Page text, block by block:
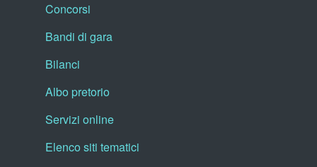
Concorsi
Bandi di gara
Bilanci
Albo pretorio
Servizi online
Elenco siti tematici